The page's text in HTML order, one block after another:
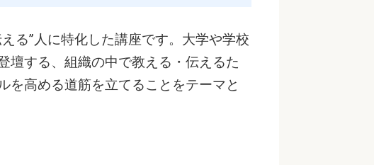
る”人に特化した講座です。大学や学校
壇する、組織の中で教える・伝えるた
を高める道筋を立てることをテーマと